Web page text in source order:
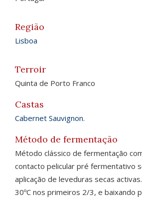
Região
Lisboa
Terroir
Quinta de Porto Franco
Castas
Cabernet Sauvignon.
Método de fermentação
Método clássico de fermentação
contacto pelicular pré fermentativo
aplicação de leveduras secas
30ºC nos primeiros 2/3, e baixando